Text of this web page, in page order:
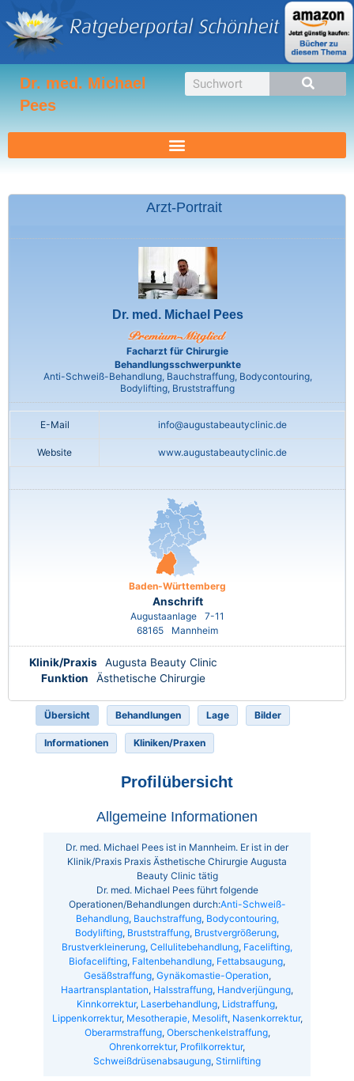
Inhalt
springen
Dr. med. Michael
Pees
Suche
Arzt-Portrait
Dr. med. Michael Pees
Facharzt für Chirurgie
Behandlungsschwerpunkte
Anti-Schweiß-Behandlung, Bauchstraffung, Bodycontouring,
Bodylifting, Bruststraffung
E-Mail info@augustabeautyclinic.de
Website www.augustabeautyclinic.de
Baden-Württemberg
Anschrift
Augustaanlage
7-11
68165
Mannheim
Klinik/Praxis
Augusta Beauty Clinic
Funktion
Ästhetische Chirurgie
Übersicht Behandlungen Lage Bilder
Informationen Kliniken/Praxen
Profilübersicht
Allgemeine Informationen
Dr. med. Michael Pees ist in Mannheim. Er ist in der
Klinik/Praxis Praxis Ästhetische Chirurgie Augusta
Beauty Clinic tätig
Dr. med. Michael Pees führt folgende
Operationen/Behandlungen durch:Anti-Schweiß-
Behandlung, Bauchstraffung, Bodycontouring,
Bodylifting, Bruststraffung, Brustvergrößerung,
Brustverkleinerung, Cellulitebehandlung, Facelifting,
Biofacelifting, Faltenbehandlung, Fettabsaugung,
Gesäßstraffung, Gynäkomastie-Operation,
Haartransplantation, Halsstraffung, Handverjüngung,
Kinnkorrektur, Laserbehandlung, Lidstraffung,
Lippenkorrektur, Mesotherapie, Mesolift, Nasenkorrektur,
Oberarmstraffung, Oberschenkelstraffung,
Ohrenkorrektur, Profilkorrektur,
Schweißdrüsenabsaugung, Stirnlifting